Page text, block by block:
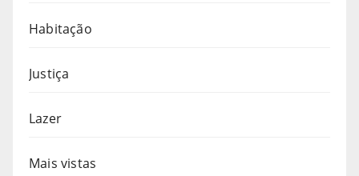
Habitação
Justiça
Lazer
Mais vistas